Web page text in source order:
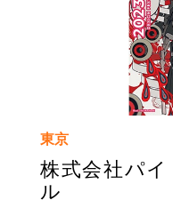
東京
株式会社パ
ル